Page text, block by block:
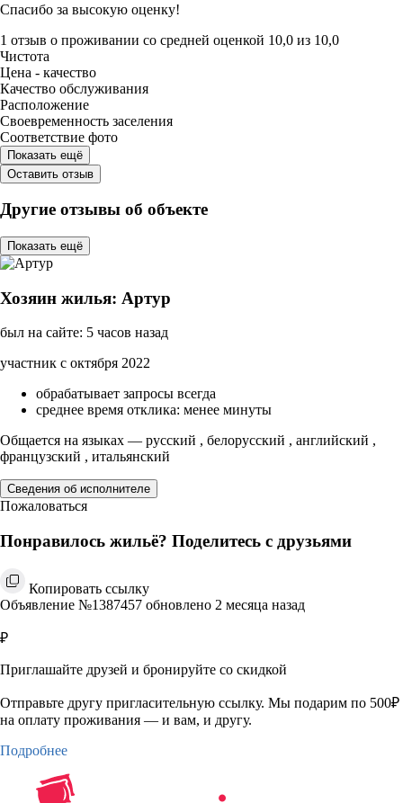
Спасибо за высокую оценку!
1 отзыв о проживании со средней оценкой 10,0 из 10,0
Чистота
Цена - качество
Качество обслуживания
Расположение
Своевременность заселения
Соответствие фото
Показать ещё
Оставить отзыв
Другие отзывы об объекте
Показать ещё
Хозяин жилья: Артур
был на сайте: 5 часов назад
участник с октября 2022
обрабатывает запросы всегда
среднее время отклика: менее минуты
Общается на языках — русский , белорусский , английский ,
французский , итальянский
Сведения об исполнителе
Пожаловаться
Понравилось жильё? Поделитесь с друзьями
Копировать ссылку
Объявление №1387457 обновлено 2 месяца назад
₽
Приглашайте друзей и бронируйте со скидкой
Отправьте другу пригласительную ссылку. Мы подарим по 500₽
на оплату проживания — и вам, и другу.
Подробнее